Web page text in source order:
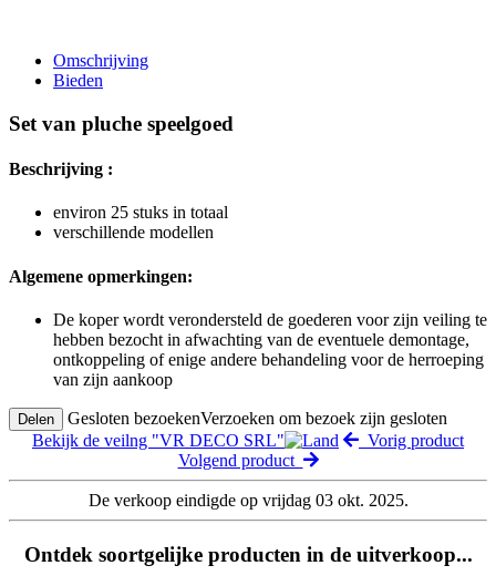
Omschrijving
Bieden
Set van pluche speelgoed
Beschrijving :
environ 25 stuks in totaal
verschillende modellen
Algemene opmerkingen:
De koper wordt verondersteld de goederen voor zijn veiling te
hebben bezocht in afwachting van de eventuele demontage,
ontkoppeling of enige andere behandeling voor de herroeping
van zijn aankoop
Delen Gesloten bezoekenVerzoeken om bezoek zijn gesloten
Bekijk de veilng "VR DECO SRL"
Vorig product
Volgend product
De verkoop eindigde op vrijdag 03 okt. 2025.
Ontdek soortgelijke producten in de uitverkoop...